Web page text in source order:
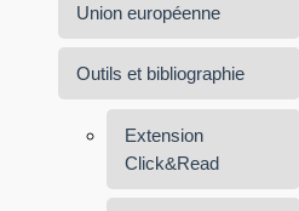
Union européenne
Outils et bibliographie
Extension
Click&Read